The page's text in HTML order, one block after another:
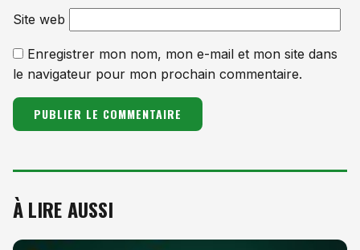
Site web
Enregistrer mon nom, mon e-mail et mon site dans
le navigateur pour mon prochain commentaire.
À LIRE AUSSI